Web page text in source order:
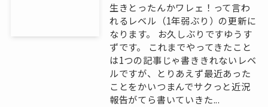
生きとったんかワレェ！って言わ
れるレベル（1年弱ぶり）の更新に
なります。 お久しぶりですゆうす
ずです。 これまでやってきたこと
は1つの記事じゃ書ききれないレベ
ルですが、とりあえず最近あった
ことをかいつまんでサクっと近況
報告がてら書いていきた...